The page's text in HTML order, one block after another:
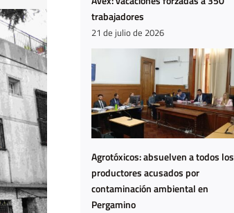
trabajadores
21 de julio de 2026
Agrotóxicos: absuelven a todos los
productores acusados por
contaminación ambiental en
Pergamino